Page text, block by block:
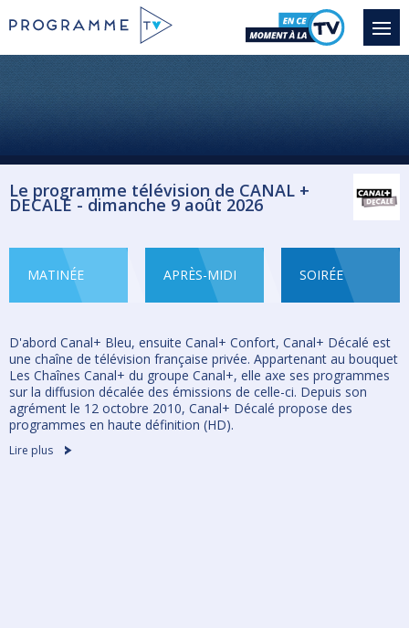
Le programme télévision de CANAL +
DECALE - dimanche 9 août 2026
MATINÉE APRÈS-MIDI SOIRÉE
D'abord Canal+ Bleu, ensuite Canal+ Confort, Canal+ Décalé est
une chaîne de télévision française privée. Appartenant au bouquet
Les Chaînes Canal+ du groupe Canal+, elle axe ses programmes
sur la diffusion décalée des émissions de celle-ci. Depuis son
agrément le 12 octobre 2010, Canal+ Décalé propose des
programmes en haute définition (HD).
Lire plus